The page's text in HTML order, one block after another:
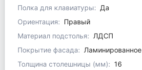
Полка для клавиатуры: Да
Ориентация: Правый
Материал подстолья: ЛДСП
Покрытие фасада:
Толщина столешницы (мм): 16